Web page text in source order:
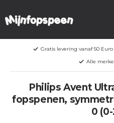
Gratis levering vanaf 50 Euro
Alle
Philips Avent
fopspenen,
0